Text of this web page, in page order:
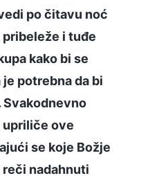
po čitavu noć
pribeleže i tuđe
kako bi se
potrebna da bi
upriliče ove
se koje Božje
reči nadahnuti